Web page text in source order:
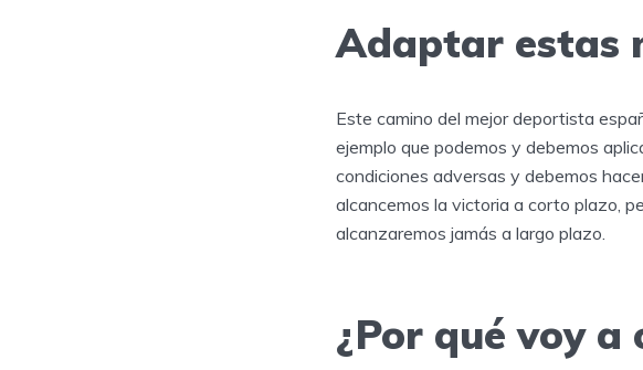
Adaptar estas
Este camino del mejor deportista
ejemplo que podemos y debemos
condiciones adversas y debemos
alcancemos la victoria a corto plazo,
alcanzaremos jamás a largo plazo.
¿Por qué voy